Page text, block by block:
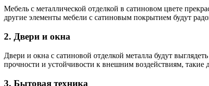
Мебель с металлической отделкой в сатиновом цвете
другие элементы мебели с сатиновым покрытием будут
2. Двери и окна
Двери и окна с сатиновой отделкой металла будут
прочности и устойчивости к внешним воздействиям, такие
3. Бытовая техника